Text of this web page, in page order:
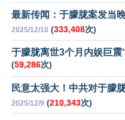
最新传闻：于朦胧案发当
2025/12/10 (333,408次)
于朦胧离世3个月内娱巨震
(59,286次)
民意太强大！中共对于朦
2025/12/9 (210,343次)